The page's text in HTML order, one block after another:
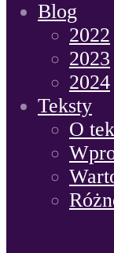
Blog
2022
2023
2024
Teksty
O